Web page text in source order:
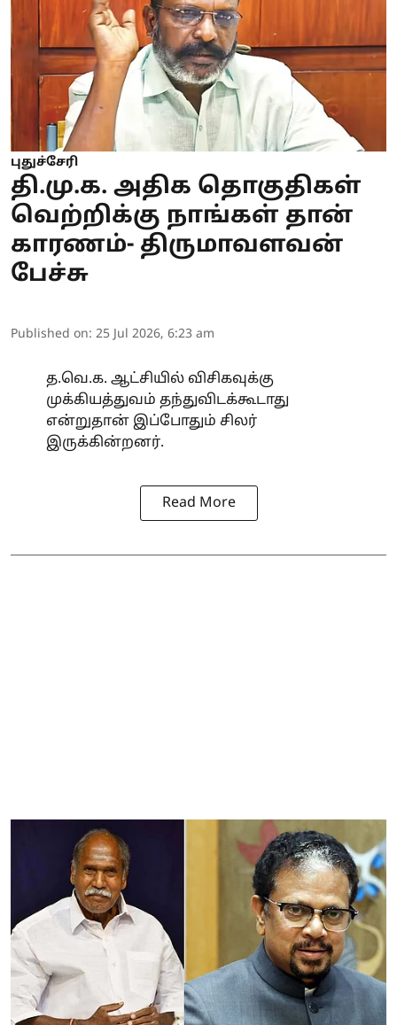
புதுச்சேரி
தி.மு.க. அதிக தொகுதிகள்
வெற்றிக்கு நாங்கள் தான்
காரணம்- திருமாவளவன்
பேச்சு
Published on: 25 Jul 2026, 6:23 am
த.வெ.க. ஆட்சியில் விசிகவுக்கு
முக்கியத்துவம் தந்துவிடக்கூடாது
என்றுதான் இப்போதும் சிலர்
இருக்கின்றனர்.
Read More